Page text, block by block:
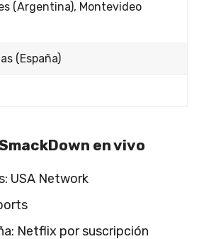
(Argentina), Montevideo
(España)
en vivo
USA Network
Netflix por suscripción